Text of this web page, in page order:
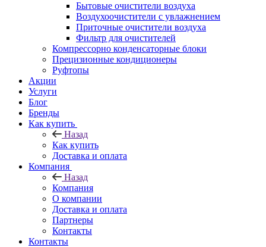
Бытовые очистители воздуха
Воздухоочистители с увлажнением
Приточные очистители воздуха
Фильтр для очистителей
Компрессорно конденсаторные блоки
Прецизионные кондиционеры
Руфтопы
Акции
Услуги
Блог
Бренды
Как купить
Назад
Как купить
Доставка и оплата
Компания
Назад
Компания
О компании
Доставка и оплата
Партнеры
Контакты
Контакты